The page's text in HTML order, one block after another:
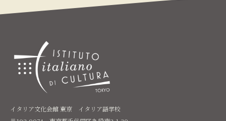
イタリア文化会館 東京 イタリア語学校